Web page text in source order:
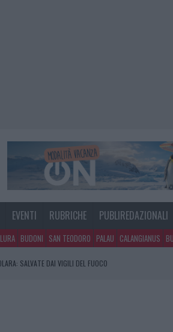
EVENTI RUBRICHE PUBLIREDAZIONALI
BUDONI SAN TEODORO PALAU CALANGIANUS
IL TEMPO IN GALLURA